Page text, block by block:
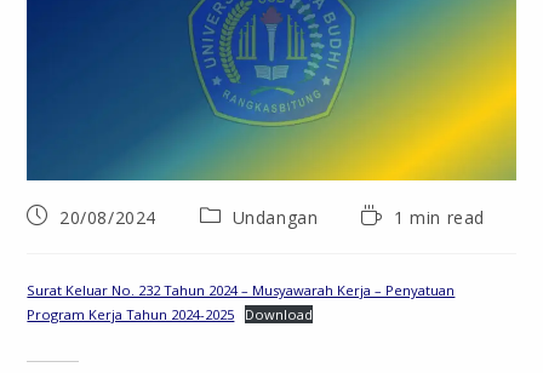
20/08/2024 Undangan 1 min read
Surat Keluar No. 232 Tahun 2024 – Musyawarah Kerja – Penyatuan
Program Kerja Tahun 2024-2025
Download